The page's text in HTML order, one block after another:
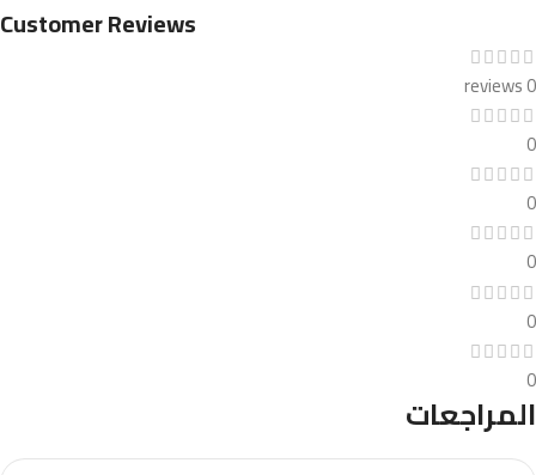
Customer Reviews
0 reviews
0
0
0
0
0
المراجعات